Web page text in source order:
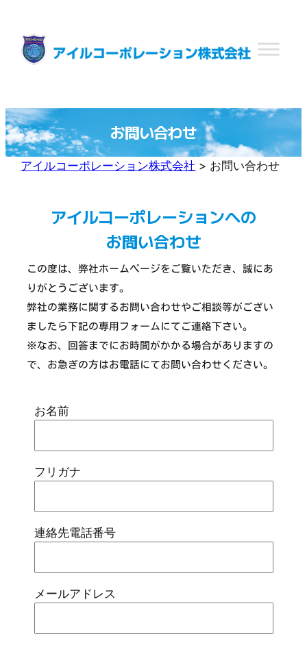
プ
お問い合わせ
アイルコーポレーション株式会社 > お問い合わせ
アイルコーポレーションへの
お問い合わせ
この度は、弊社ホームページをご覧いただき、誠にあ
りがとうございます。
弊社の業務に関するお問い合わせやご相談等がござい
ましたら下記の専用フォームにてご連絡下さい。
※なお、回答までにお時間がかかる場合がありますの
で、お急ぎの方はお電話にてお問い合わせください。
お名前
フリガナ
連絡先電話番号
メールアドレス